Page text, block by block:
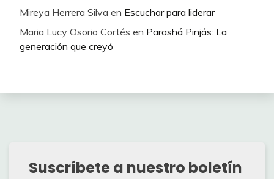
Mireya Herrera Silva en Escuchar para liderar
Maria Lucy Osorio Cortés en Parashá Pinjás: La
generación que creyó
Suscríbete a nuestro boletín